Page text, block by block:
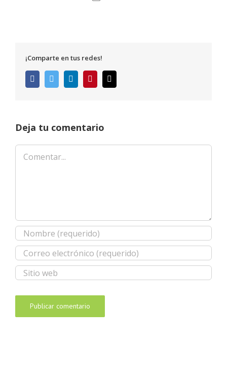
¡Comparte en tus redes!
FacebookTwitter LinkedInPinterest
electrónico
Deja tu comentario
Comentar